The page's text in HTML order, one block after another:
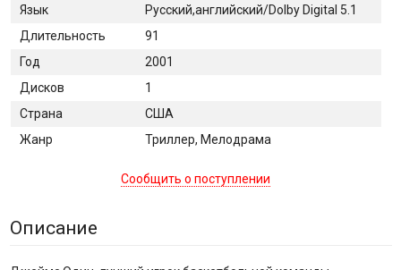
Язык
Русский,английский/Dolby Digital 5.1
Длительность
91
Год
2001
Дисков
1
Страна
США
Жанр
Триллер, Мелодрама
Сообщить о поступлении
Описание